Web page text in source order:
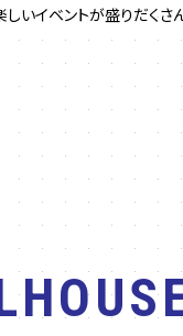
いイベントが盛りだくさ